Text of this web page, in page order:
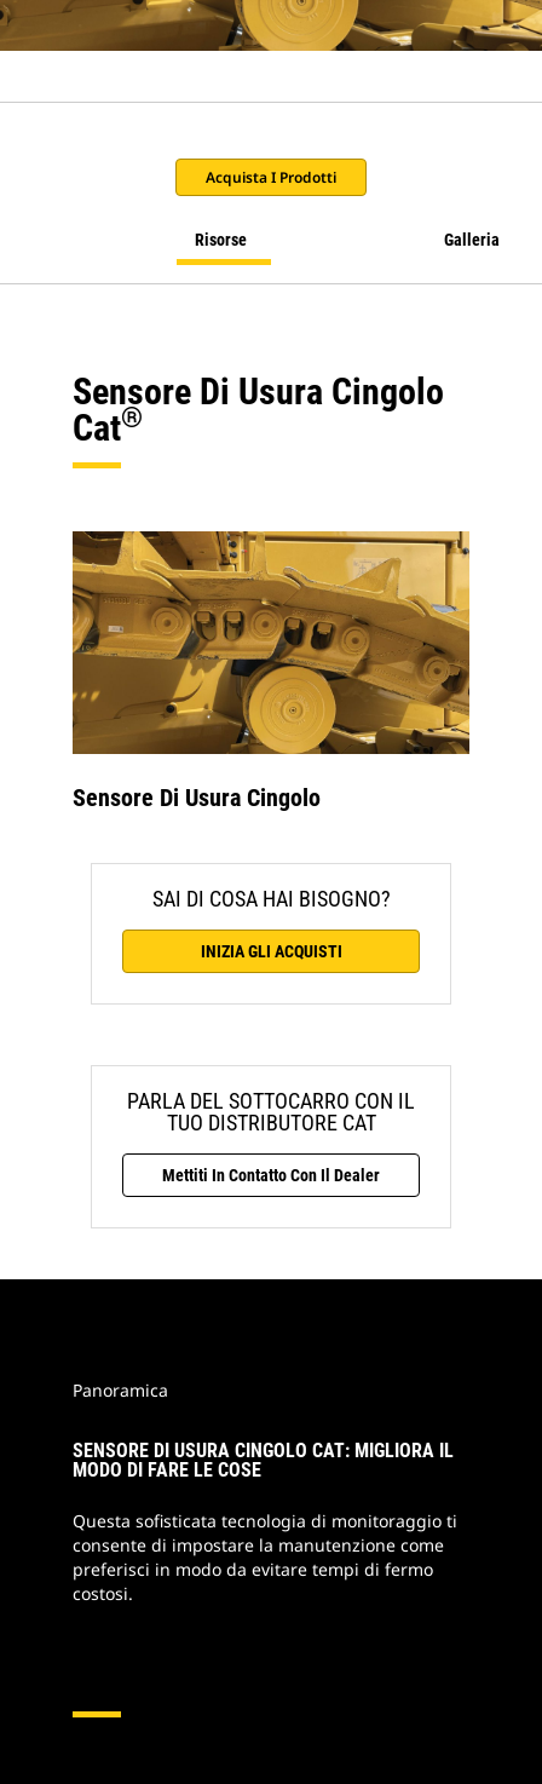
Acquista I Prodotti
Risorse Galleria
Sensore Di Usura Cingolo
Cat®
Sensore Di Usura Cingolo
SAI DI COSA HAI BISOGNO?
INIZIA GLI ACQUISTI
PARLA DEL SOTTOCARRO CON IL
TUO DISTRIBUTORE CAT
Mettiti In Contatto Con Il Dealer
Panoramica
SENSORE DI USURA CINGOLO CAT: MIGLIORA IL
MODO DI FARE LE COSE
Questa sofisticata tecnologia di monitoraggio ti
consente di impostare la manutenzione come
preferisci in modo da evitare tempi di fermo
costosi.